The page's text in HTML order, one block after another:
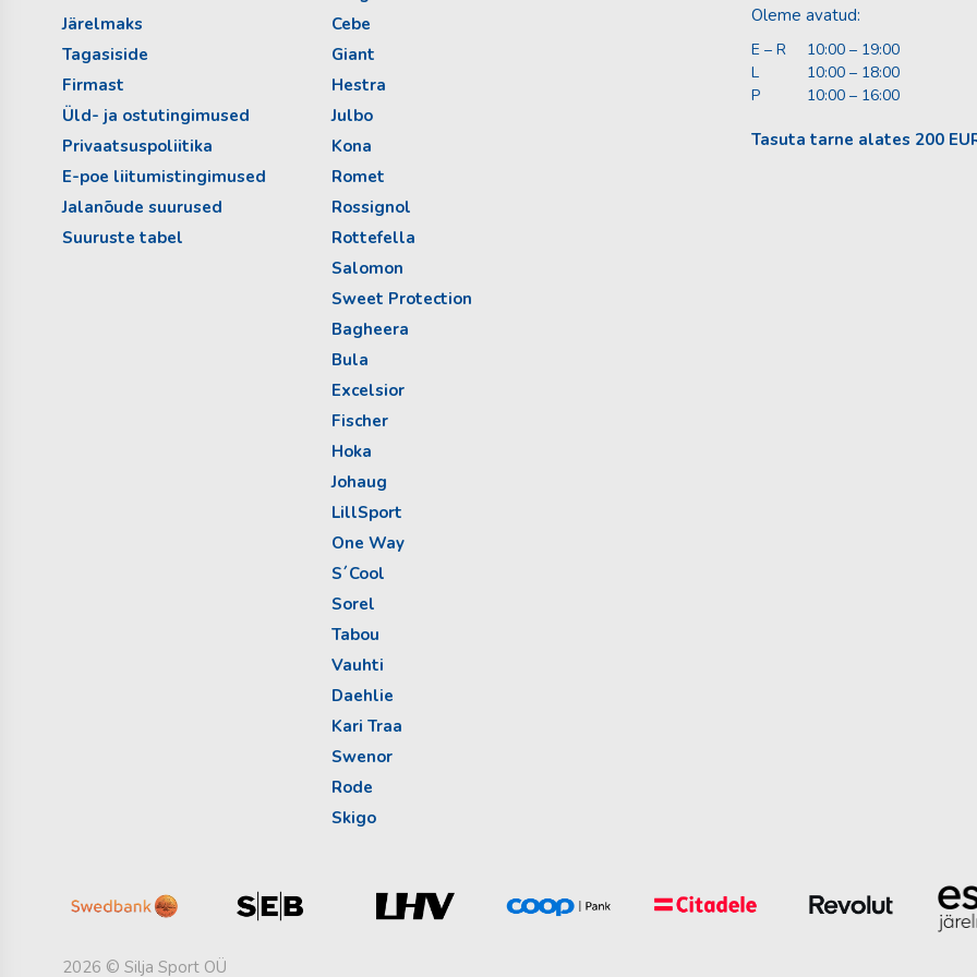
Järelmaks
Tagasiside
Firmast
Üld- ja ostutingimused
Privaatsuspoliitika
E-poe liitumistingimused
Jalanõude suurused
Suuruste tabel
Cebe
Giant
Hestra
Julbo
Kona
Romet
Rossignol
Rottefella
Salomon
Sweet Protection
Bagheera
Bula
Excelsior
Fischer
Hoka
Johaug
LillSport
One Way
S´Cool
Sorel
Tabou
Vauhti
Daehlie
Kari Traa
Swenor
Rode
Skigo
Oleme avatud:
E – R
10:00 – 19:00
L
10:00 – 18:00
P
10:00 – 16:00
Tasuta tarne alates 200
2026 © Silja Sport OÜ